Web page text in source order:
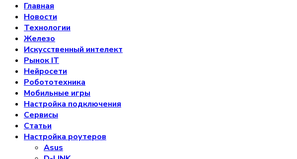
Главная
Новости
Технологии
Железо
Искусственный интелект
Рынок IT
Нейросети
Робототехника
Мобильные игры
Настройка подключения
Сервисы
Статьи
Настройка роутеров
Asus